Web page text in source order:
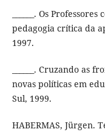
______. Os
pedagogia crítica da
1997.
______. Cruzando as
novas políticas em
Sul, 1999.
HABERMAS, Jürgen.